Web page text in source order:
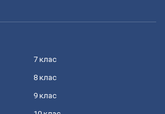
7 клас
8 клас
9 клас